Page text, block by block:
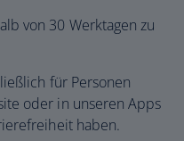
von 30 Werktagen zu
für Personen
oder in unseren Apps
haben.